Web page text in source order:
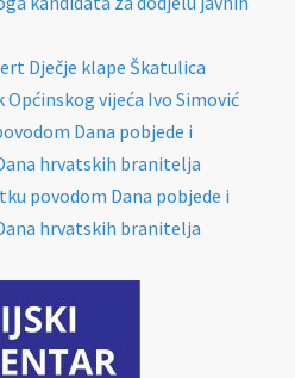
Dječje klape Škatulica
vijeća Ivo Simović
Dana pobjede i
hrvatskih branitelja
povodom Dana pobjede i
hrvatskih branitelja